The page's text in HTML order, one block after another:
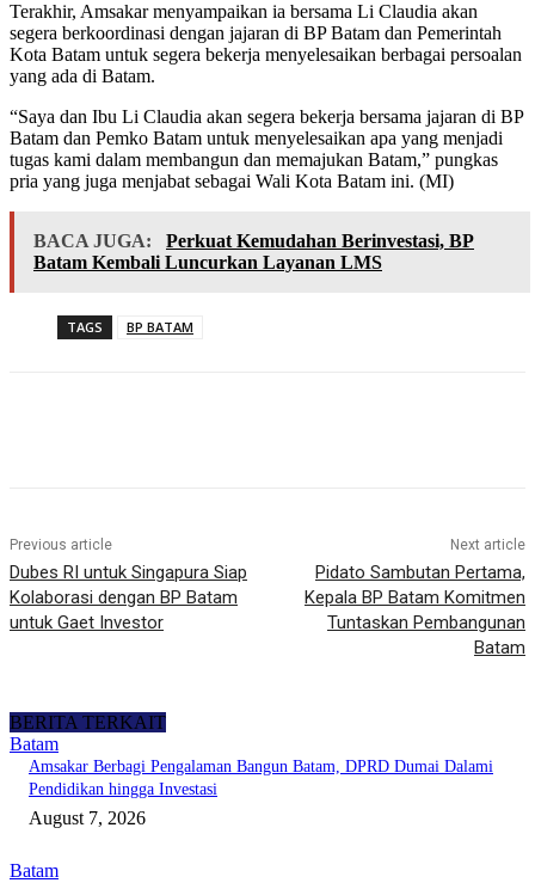
Terakhir, Amsakar menyampaikan ia bersama Li Claudia akan
segera berkoordinasi dengan jajaran di BP Batam dan Pemerintah
Kota Batam untuk segera bekerja menyelesaikan berbagai persoalan
yang ada di Batam.
“Saya dan Ibu Li Claudia akan segera bekerja bersama jajaran di BP
Batam dan Pemko Batam untuk menyelesaikan apa yang menjadi
tugas kami dalam membangun dan memajukan Batam,” pungkas
pria yang juga menjabat sebagai Wali Kota Batam ini. (MI)
BACA JUGA:
Perkuat Kemudahan Berinvestasi, BP
Batam Kembali Luncurkan Layanan LMS
TAGS BP BATAM
Previous article
Dubes RI untuk Singapura Siap
Kolaborasi dengan BP Batam
untuk Gaet Investor
Next article
Pidato Sambutan Pertama,
Kepala BP Batam Komitmen
Tuntaskan Pembangunan
Batam
BERITA TERKAIT
Batam
Amsakar Berbagi Pengalaman Bangun Batam, DPRD Dumai Dalami
Pendidikan hingga Investasi
August 7, 2026
Batam